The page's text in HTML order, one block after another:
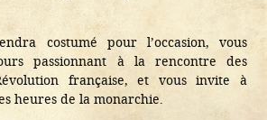
costumé pour l’occasion, vous
passionnant à la rencontre des
française, et vous invite à
heures de la monarchie.